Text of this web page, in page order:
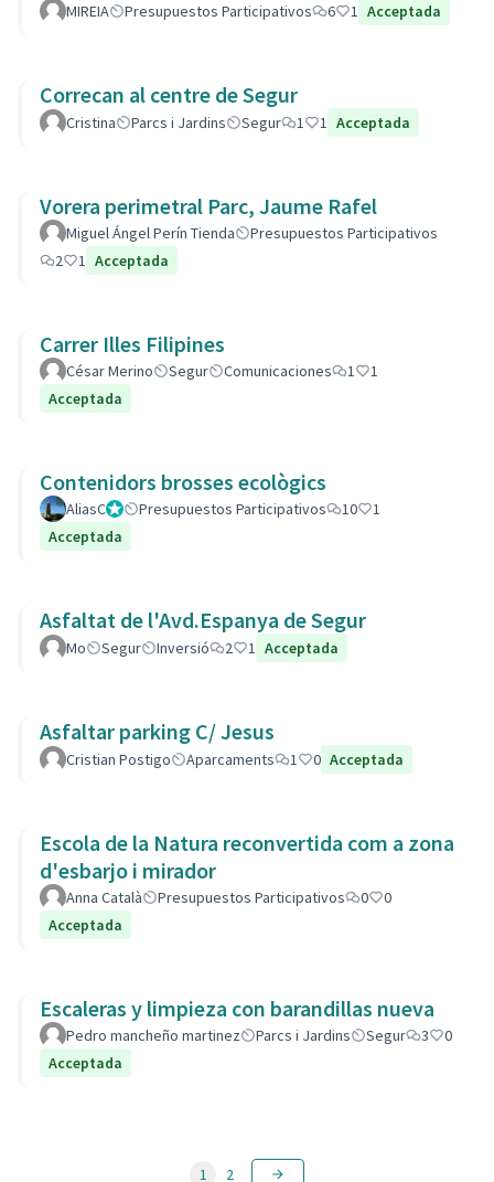
MIREIA Presupuestos Participativos 6 1 Acceptada
Correcan al centre de Segur
Cristina Parcs i Jardins Segur 1 1 Acceptada
Vorera perimetral Parc, Jaume Rafel
Miguel Ángel Perín Tienda
Presupuestos Participativos
2
1 Acceptada
Carrer Illes Filipines
César Merino Segur Comunicaciones 1
1
Acceptada
Contenidors brosses ecològics
AliasCGestorPresupuestos Participativos 10
1
Acceptada
Asfaltat de l'Avd.Espanya de Segur
Mo Segur Inversió 2 1 Acceptada
Asfaltar parking C/ Jesus
Cristian Postigo Aparcaments 1 0 Acceptada
Escola de la Natura reconvertida com a zona
d'esbarjo i mirador
Anna Català Presupuestos Participativos 0
0
Acceptada
Escaleras y limpieza con barandillas nueva
Pedro mancheño martinez Parcs i Jardins Segur 3
0
Acceptada
1 2